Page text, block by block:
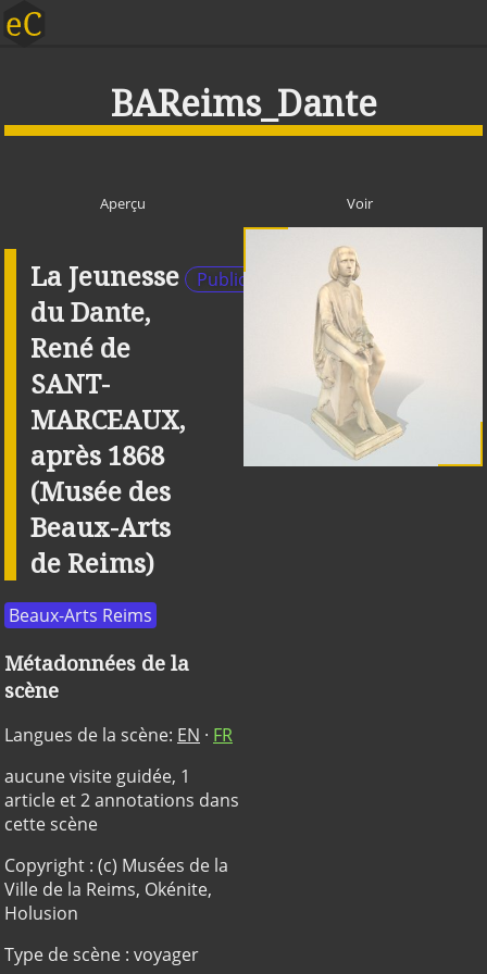
BAReims_Dante
Aperçu Voir
La Jeunesse
du Dante,
René de
SANT-
MARCEAUX,
après 1868
(Musée des
Beaux-Arts
de Reims)
Publique
Beaux-Arts Reims
Métadonnées de la
scène
Langues de la scène: EN · FR
aucune visite guidée, 1
article et 2 annotations dans
cette scène
Copyright : (c) Musées de la
Ville de la Reims, Okénite,
Holusion
Type de scène : voyager